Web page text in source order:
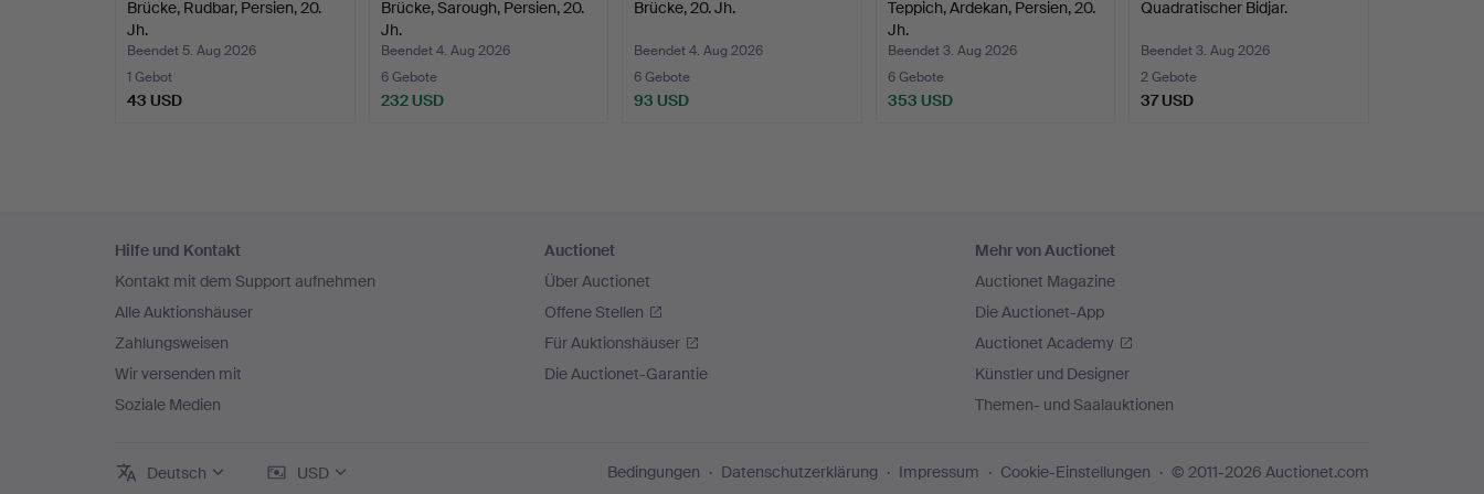
Brücke, Rudbar, Persien, 20.
Jh.
Beendet 5. Aug 2026
1 Gebot
43 USD
Brücke, Sarough, Persien, 20.
Jh.
Beendet 4. Aug 2026
6 Gebote
232 USD
Brücke, 20. Jh.
Beendet 4. Aug 2026
6 Gebote
93 USD
Teppich, Ardekan, Persien, 20.
Jh.
Beendet 3. Aug 2026
6 Gebote
353 USD
Quadratischer Bidjar.
Beendet 3. Aug 2026
2 Gebote
37 USD
Navigation
Hilfe und Kontakt
Kontakt mit dem Support aufnehmen
Alle Auktionshäuser
Zahlungsweisen
Wir versenden mit
Soziale Medien
Auctionet
Über Auctionet
Offene Stellen
Für Auktionshäuser
Die Auctionet-Garantie
Mehr von Auctionet
Auctionet Magazine
Die Auctionet-App
Auctionet Academy
Künstler und Designer
Themen- und Saalauktionen
Deutsch USD Bedingungen Datenschutzerklärung Impressum Cookie-Einstellungen © 2011-2026 Auctionet.com